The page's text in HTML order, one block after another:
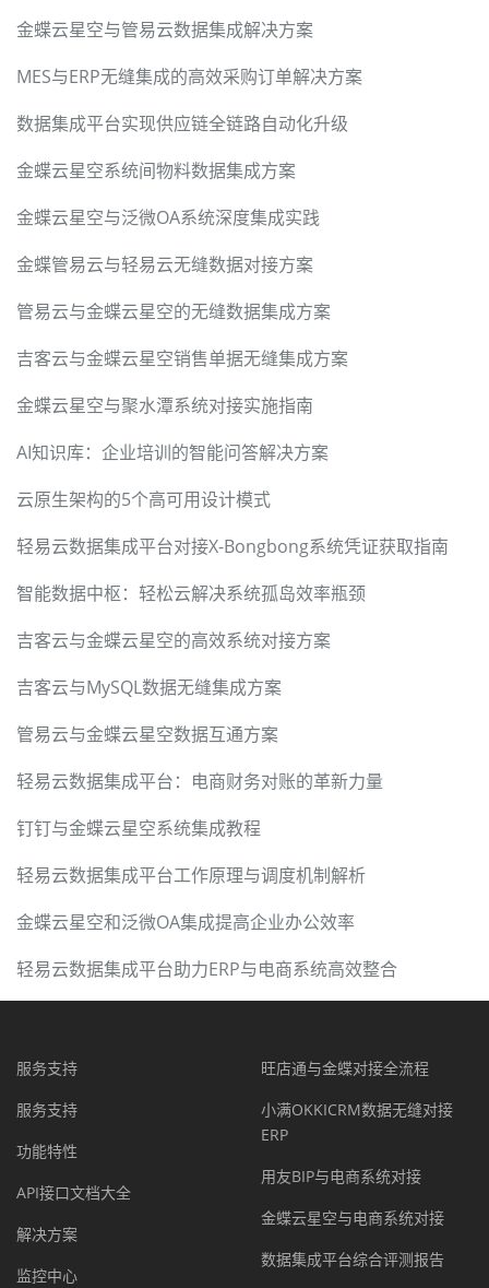
金蝶云星空与管易云数据集成解决方案
MES与ERP无缝集成的高效采购订单解决方案
数据集成平台实现供应链全链路自动化升级
金蝶云星空系统间物料数据集成方案
金蝶云星空与泛微OA系统深度集成实践
金蝶管易云与轻易云无缝数据对接方案
管易云与金蝶云星空的无缝数据集成方案
吉客云与金蝶云星空销售单据无缝集成方案
金蝶云星空与聚水潭系统对接实施指南
AI知识库：企业培训的智能问答解决方案
云原生架构的5个高可用设计模式
轻易云数据集成平台对接X-Bongbong系统凭证获取指南
智能数据中枢：轻松云解决系统孤岛效率瓶颈
吉客云与金蝶云星空的高效系统对接方案
吉客云与MySQL数据无缝集成方案
管易云与金蝶云星空数据互通方案
轻易云数据集成平台：电商财务对账的革新力量
钉钉与金蝶云星空系统集成教程
轻易云数据集成平台工作原理与调度机制解析
金蝶云星空和泛微OA集成提高企业办公效率
轻易云数据集成平台助力ERP与电商系统高效整合
服务支持
服务支持
功能特性
API接口文档大全
解决方案
监控中心
旺店通与金蝶对接全流程
小满OKKICRM数据无缝对接
ERP
用友BIP与电商系统对接
金蝶云星空与电商系统对接
数据集成平台综合评测报告